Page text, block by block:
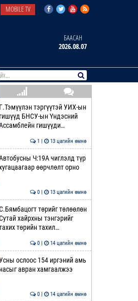
MOBILE TV
БААСАН
2026.08.07
Г.Тэмүүлэн тэргүүтэй УИХ-ын
гишүүд БНСУ-ын Үндэсний
гишүүди…
1 | 13 цагийн өмнө
Ч:19А чиглэлд түр
өөрчлөлт орно
0 | 13 цагийн өмнө
төрийг төлөөлөн
хайрхны тэнгэрийг
төрийн тахил…
0 | 14 цагийн өмнө
ослоос 154 иргэний амь
насыг авран хамгаалжээ
0 | 14 цагийн өмнө